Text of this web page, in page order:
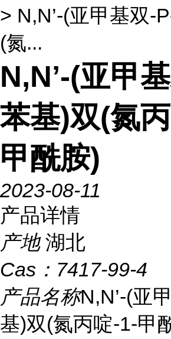
> N,N’-(亚甲基双-
(氮...
N,N’-(亚甲
苯基)双(氮
甲酰胺)
2023-08-11
产品详情
产地 湖北
Cas： 7417-99-4
产品名称N,N’-(亚
基)双(氮丙啶-1-甲